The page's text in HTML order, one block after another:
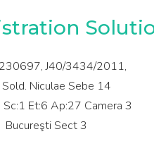
J40/3434/2011,
Sold. Niculae Sebe 14
Et:6 Ap:27 Camera 3
Bucureşti Sect 3